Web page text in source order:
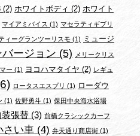
(2) ホワイトボディ (2) ホワイト
マイアミバイス (1) マセラティギブリ
ィーグランツーリスモ (1)
ミュージ
バージョン (5) メリークリス
ー (1) ヨコハマタイヤ (2) レギュ
ロータスエスプリ (1) ローダウ
(1) 佐野勇斗 (1) 保田中央海水浴場
装張替 (3) 前橋クラシックカーフ
さい車 (4) 弁天通り商店街(1)